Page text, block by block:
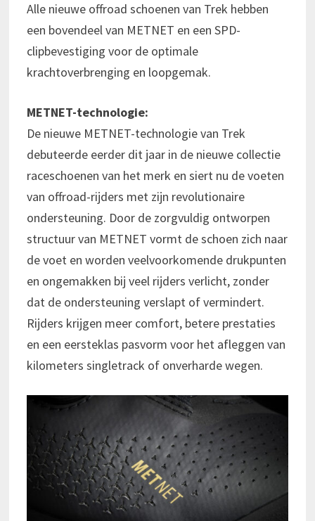
Alle nieuwe offroad schoenen van Trek hebben
een bovendeel van METNET en een SPD-
clipbevestiging voor de optimale
krachtoverbrenging en loopgemak.
METNET-technologie:
De nieuwe METNET-technologie van Trek
debuteerde eerder dit jaar in de nieuwe collectie
raceschoenen van het merk en siert nu de voeten
van offroad-rijders met zijn revolutionaire
ondersteuning. Door de zorgvuldig ontworpen
structuur van METNET vormt de schoen zich naar
de voet en worden veelvoorkomende drukpunten
en ongemakken bij veel rijders verlicht, zonder
dat de ondersteuning verslapt of vermindert.
Rijders krijgen meer comfort, betere prestaties
en een eersteklas pasvorm voor het afleggen van
kilometers singletrack of onverharde wegen.